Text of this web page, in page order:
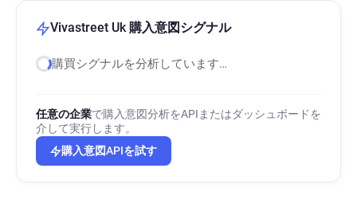
Vivastreet Uk 購入意図シグナル
購買シグナルを分析しています…
任意の企業で購入意図分析をAPIまたはダッシュボードを
介して実行します。
購入意図APIを試す